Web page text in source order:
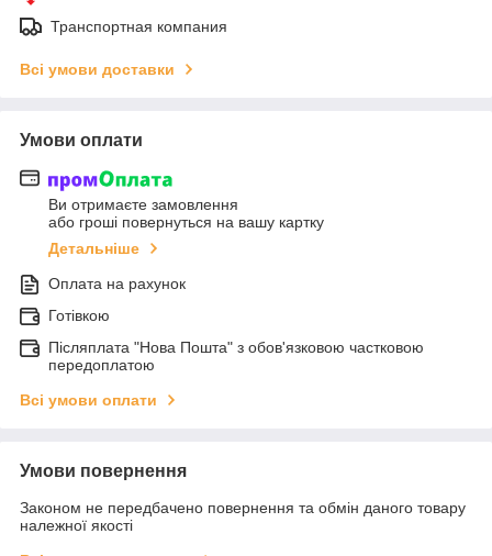
Транспортная компания
Всі умови доставки
Умови оплати
Ви отримаєте замовлення
або гроші повернуться на вашу картку
Детальніше
Оплата на рахунок
Готівкою
Післяплата "Нова Пошта" з обов'язковою частковою
передоплатою
Всі умови оплати
Умови повернення
Законом не передбачено повернення та обмін даного товару
належної якості